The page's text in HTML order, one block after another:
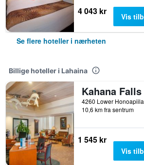
4 043 kr Vis
Se flere hoteller i nærheten
Billige hoteller i Lahaina
Kahana Falls
10,6 km fra sentrum
1 545 kr
Vis